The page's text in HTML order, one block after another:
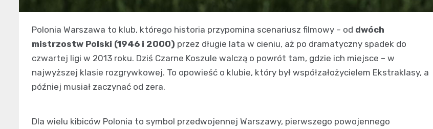
Polonia Warszawa to klub, którego historia przypomina scenariusz filmowy – od dwóch
mistrzostw Polski (1946 i 2000) przez długie lata w cieniu, aż po dramatyczny spadek do
czwartej ligi w 2013 roku. Dziś Czarne Koszule walczą o powrót tam, gdzie ich miejsce – w
najwyższej klasie rozgrywkowej. To opowieść o klubie, który był współzałożycielem Ekstraklasy, a
później musiał zaczynać od zera.
Dla wielu kibiców Polonia to symbol przedwojennej Warszawy, pierwszego powojennego